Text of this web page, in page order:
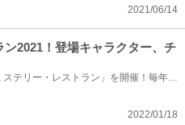
2021/06/14
ン2021！登場キャラクター、チ
2021年もユニバでは期間限定レストラン「名探偵コナン・ミステリー・レストラン」を開催！毎年大人気の...
2022/01/18